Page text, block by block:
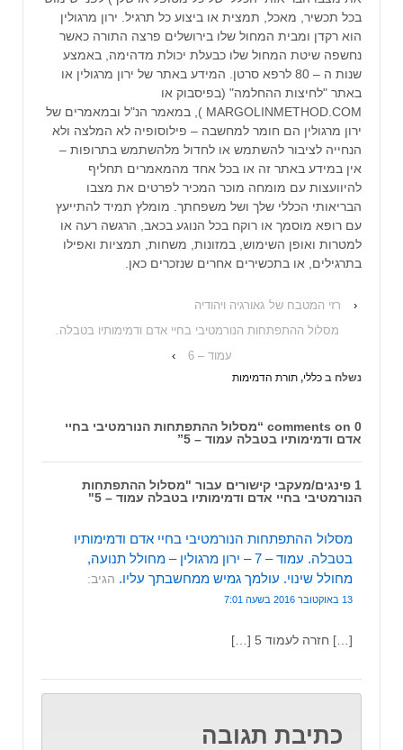
בכל תכשיר, מאכל, תמצית או ביצוע כל תרגיל. ירון מרגולין
הוא רקדן ומבית המחול שלו בירושלים פרצה התורה כאשר
נחשפה שיטת המחול שלו כבעלת יכולת מדהימה, באמצע
שנות ה – 80 לרפא סרטן. המידע באתר של ירון מרגולין או
באתר "לחיצות ההחלמה" (בפיסבוק או
MARGOLINMETHOD.COM ), במאמר הנ"ל ובמאמרים של
ירון מרגולין הם חומר למחשבה – פילוסופיה לא המלצה ולא
הנחייה לציבור להשתמש או לחדול מלהשתמש בתרופות –
אין במידע באתר זה או בכל אחד מהמאמרים תחליף
להיוועצות עם מומחה מוכר המכיר לפרטים את מצבו
הבריאותי הכללי שלך ושל משפחתך. מומלץ תמיד להתייעץ
עם רופא מוסמך או רוקח בכל הנוגע בכאב, הרגשה רעה או
למטרות ואופן השימוש, במזונות, משחות, תמציות ואפילו
בתרגילים, או בתכשירים אחרים שנזכרים כאן.
‹
רזי המטבח של גאורגיה ויהודיה
מסלול ההתפתחות הנורמטיבי בחיי אדם ודמימותיו בטבלה.
עמוד – 6
›
נשלח ב כללי, תורת הדמימות
0 comments on “
מסלול ההתפתחות הנורמטיבי בחיי
אדם ודמימותיו בטבלה עמוד – 5
”
1 פינגים/מעקבי קישורים עבור "מסלול ההתפתחות
הנורמטיבי בחיי אדם ודמימותיו בטבלה עמוד – 5"
מסלול ההתפתחות הנורמטיבי בחיי אדם ודמימותיו
בטבלה. עמוד – 7 – ירון מרגולין – מחולל תנועה,
מחולל שינוי. עולמך גמיש ממחשבתך עליו. הגיב:
13 באוקטובר 2016 בשעה 7:01
[…] חזרה לעמוד 5 […]
כתיבת תגובה